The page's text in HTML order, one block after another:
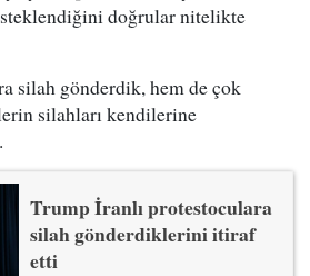
doğrular nitelikte
silah gönderdik, hem de çok
silahları kendilerine
Trump İranlı protestoculara
silah gönderdiklerini itiraf
etti